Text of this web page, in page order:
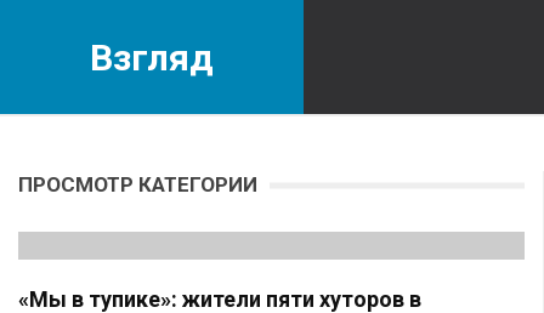
Взгляд
ПРОСМОТР КАТЕГОРИИ
«Мы в тупике»: жители пяти хуторов в